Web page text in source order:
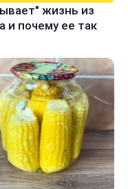
жизнь из
и почему ее так